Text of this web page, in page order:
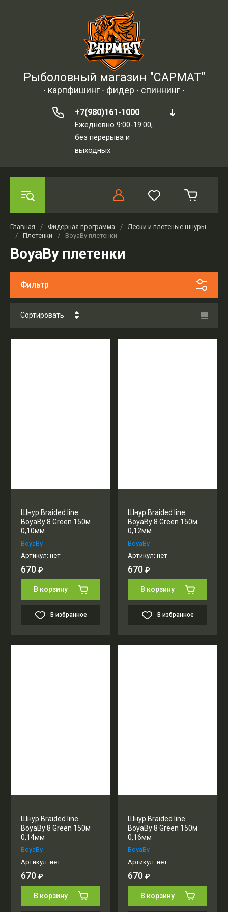
Рыболовный магазин "САРМАТ"
∙ карпфишинг ∙ фидер ∙ спиннинг ∙
+7(980)161-1000
Ежедневно 9:00-19:00,
без перерыва и
выходных
Главная / Фидерная программа /
Лески и плетеные шнуры
/
Плетенки / BoyaBy плетенки
BoyaBy плетенки
Фильтр
Сортировать
Цена - убывание
Шнур Braided line
BoyaBy 8 Green 150м
0,10мм
BoyaBy
Артикул: нет
670 ₽
В корзину
В избранное
Шнур Braided line
BoyaBy 8 Green 150м
0,12мм
BoyaBy
Артикул: нет
670 ₽
В корзину
В избранное
Шнур Braided line
BoyaBy 8 Green 150м
0,14мм
BoyaBy
Артикул: нет
670 ₽
В корзину
Шнур Braided line
BoyaBy 8 Green 150м
0,16мм
BoyaBy
Артикул: нет
670 ₽
В корзину